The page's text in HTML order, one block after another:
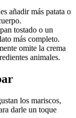
añadir más patata o
tostado o un
más completo.
omite la crema
animales.
los mariscos,
darle un toque